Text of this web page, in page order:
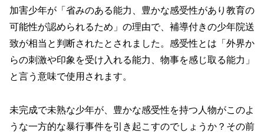
加害少年が「省みのある能力、豊かな感受性があり教育の
可能性が認められるため」の理由で、補導付きの少年院送
致が相当と判断されたとされました。感受性とは「外界か
らの刺激や印象を受け入れる能力、物事を感じ取る能力」
と言う意味で使用されます。
未完成で未熟な少年が、豊かな感受性を持つ人物がこのよ
うな一方的な暴行事件を引き起こすのでしょうか？その前